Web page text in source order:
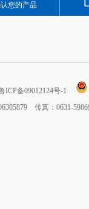
您的产品
ICP备09012124号-1
传真：0631-